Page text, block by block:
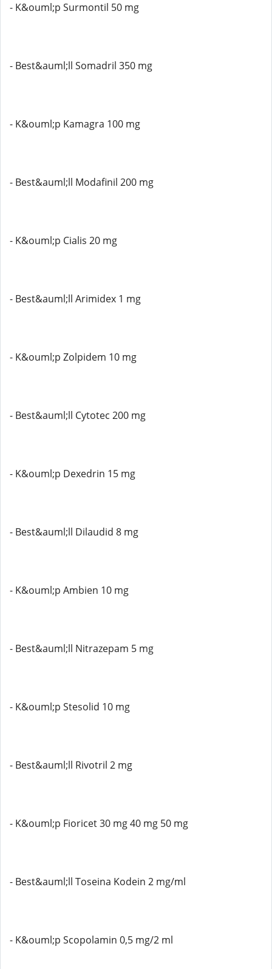
- K&ouml;p Surmontil 50 mg
- Best&auml;ll Somadril 350 mg
- K&ouml;p Kamagra 100 mg
- Best&auml;ll Modafinil 200 mg
- K&ouml;p Cialis 20 mg
- Best&auml;ll Arimidex 1 mg
- K&ouml;p Zolpidem 10 mg
- Best&auml;ll Cytotec 200 mg
- K&ouml;p Dexedrin 15 mg
- Best&auml;ll Dilaudid 8 mg
- K&ouml;p Ambien 10 mg
- Best&auml;ll Nitrazepam 5 mg
- K&ouml;p Stesolid 10 mg
- Best&auml;ll Rivotril 2 mg
- K&ouml;p Fioricet 30 mg 40 mg 50 mg
- Best&auml;ll Toseina Kodein 2 mg/ml
- K&ouml;p Scopolamin 0,5 mg/2 ml